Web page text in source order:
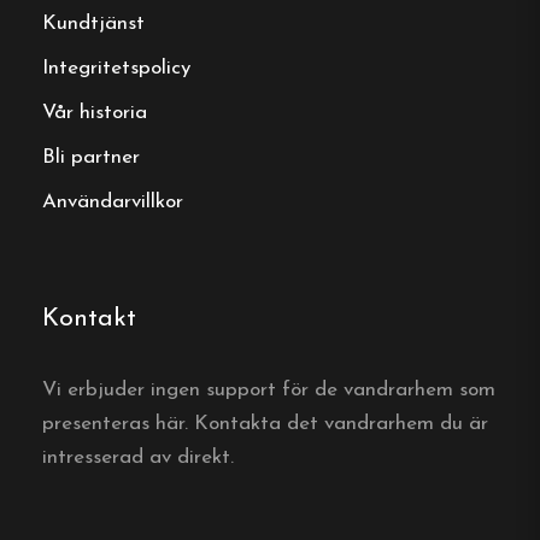
Boka ditt boende
Boka direkt hos Pajala Camping Route
Hur långt är det från
Pajala Camping Route 99
Kundtjänst
Integritetspolicy
Vår historia
Bli partner
Användarvillkor
Kontakt
Vi erbjuder ingen support för de vandrarhem som
presenteras här. Kontakta det vandrarhem du är
intresserad av direkt.